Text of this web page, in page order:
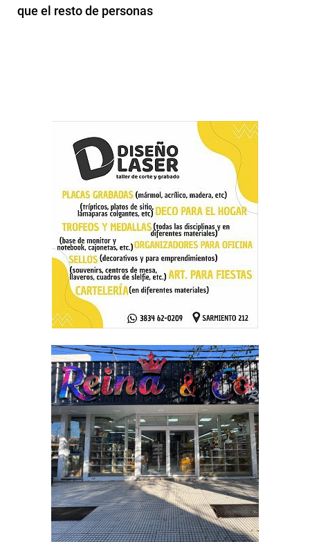
que el resto de personas